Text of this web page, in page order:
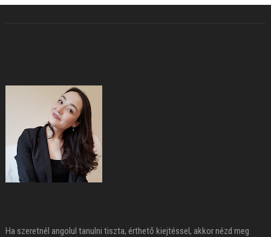
Ha szeretnél angolul tanulni tiszta, érthető kiejtéssel, akkor nézd meg